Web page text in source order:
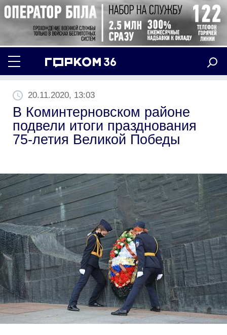
20.11.2020, 13:03
В Коминтерновском районе
подвели итоги празднования
75-летия Великой Победы